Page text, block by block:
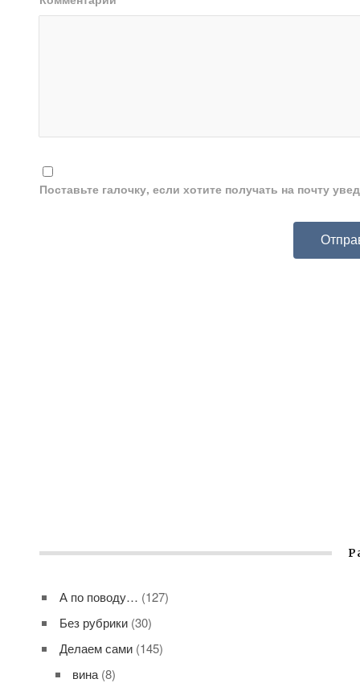
Поставьте галочку, если хотите получать на почту
А по поводу… (127)
Без рубрики (30)
Делаем сами (145)
вина (8)